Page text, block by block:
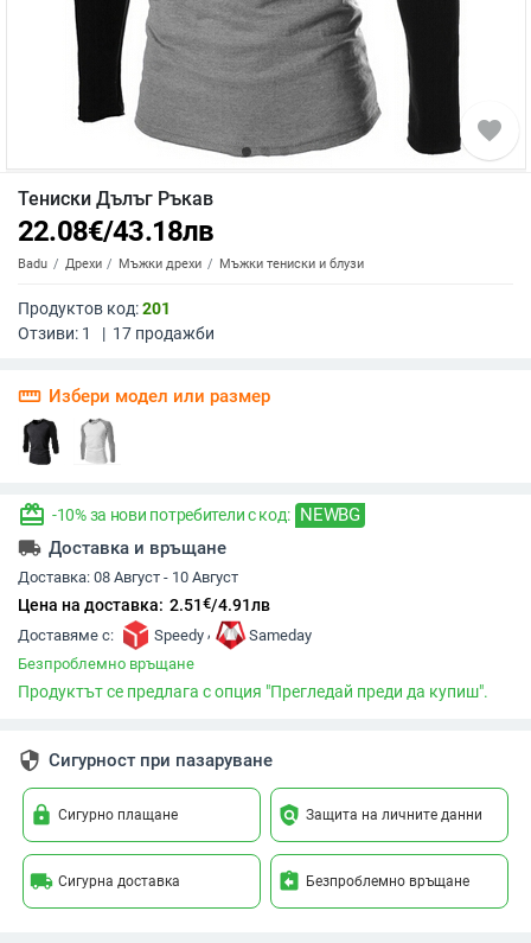
favorite
Тениски Дълъг Ръкав
22.08€/43.18лв
Badu Дрехи Мъжки дрехи Мъжки тениски и блузи
Продуктов код:201
Отзиви: 1 | 17 продажби
straighten Избери модел или размер
redeem -10% за нови потребители с код: NEWBG
local_shipping Доставка и връщане
Доставка: 08 Август - 10 Август
Цена на доставка: 2.51€/4.91лв
Доставяме с: Speedy ,
Sameday
Безпроблемно връщане
Продуктът се предлага с опция "Прегледай преди да купиш".
security Сигурност при пазаруване
lock Сигурно плащане policy Защита на личните данни
local_shipping Сигурна доставка assignment_return Безпроблемно връщане